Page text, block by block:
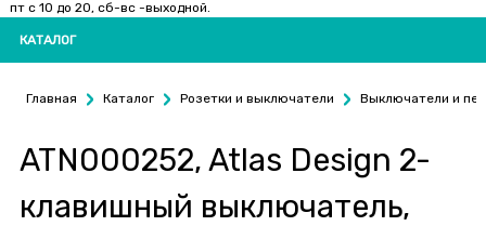
пт с 10 до 20, сб-вс -выходной.
КАТАЛОГ
Главная Каталог Розетки и выключатели Выключатели и
ATN000252, Atlas Design 2-
клавишный выключатель,